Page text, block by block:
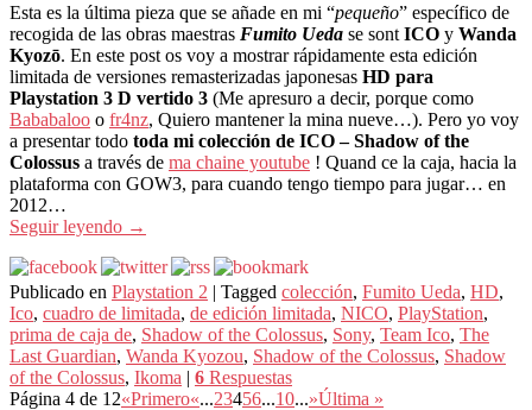
Esta es la última pieza que se añade en mi “pequeño” específico de
recogida de las obras maestras Fumito Ueda se sont ICO y Wanda
Kyozō. En este post os voy a mostrar rápidamente esta edición
limitada de versiones remasterizadas japonesas HD para
Playstation 3 D vertido 3 (Me apresuro a decir, porque como
Bababaloo o fr4nz, Quiero mantener la mina nueve…). Pero yo voy
a presentar todo toda mi colección de ICO – Shadow of the
Colossus a través de ma chaine youtube ! Quand ce la caja, hacia la
plataforma con GOW3, para cuando tengo tiempo para jugar… en
2012…
Seguir leyendo →
Publicado en Playstation 2 | Tagged colección, Fumito Ueda, HD,
Ico, cuadro de limitada, de edición limitada, NICO, PlayStation,
prima de caja de, Shadow of the Colossus, Sony, Team Ico, The
Last Guardian, Wanda Kyozou, Shadow of the Colossus, Shadow
of the Colossus, Ikoma | 6 Respuestas
Página 4 de 12«Primero«...23456...10...»Última »